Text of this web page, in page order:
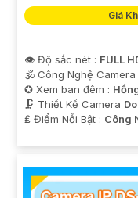
Giá
👁 Độ sắc nét : FULL
🕉️ Công Nghệ Camera
✪ Xem ban đêm :
🗜️ Thiết Kế Camera
️₤ Điểm Nỗi Bật : Công